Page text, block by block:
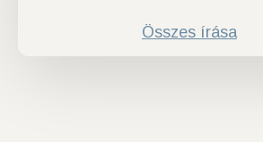
Összes írása